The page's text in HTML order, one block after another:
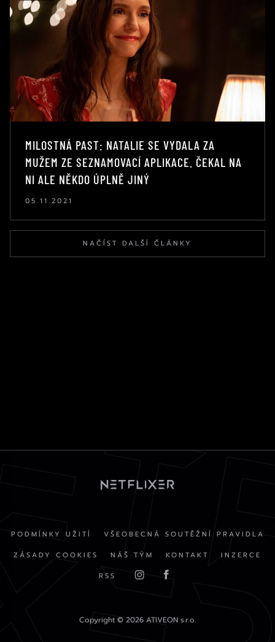
MILOSTNÁ PAST: NATALIE SE VYDALA ZA
MUŽEM ZE SEZNAMOVACÍ APLIKACE. ČEKAL NA
NI ALE NĚKDO ÚPLNĚ JINÝ
05.11.2021
NAČÍST DALŠÍ ČLÁNKY
PODMÍNKY UŽITÍ
VŠEOBECNÁ SOUTĚŽNÍ PRAVIDLA
ZÁSADY COOKIES
NÁŠ TÝM KONTAKT
INZERCE
RSS
Copyright © 2026 ATIVEON s.r.o.